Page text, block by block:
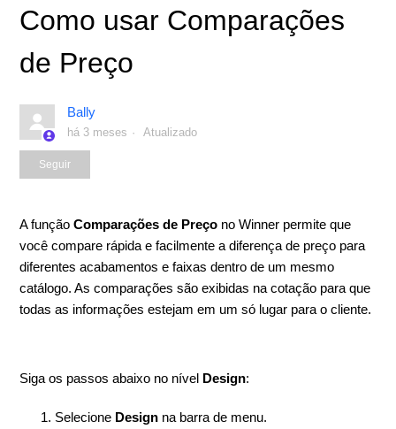
Como usar Comparações
de Preço
Bally
há 3 meses Atualizado
Seguir
A funçãoComparações de Preço no Winner permite que
você compare rápida e facilmente a diferença de preço para
diferentes acabamentos e faixas dentro de um mesmo
catálogo. As comparações são exibidas na cotação para que
todas as informações estejam em um só lugar para o cliente.
Siga os passos abaixo no nível Design:
Selecione Design na barra de menu.